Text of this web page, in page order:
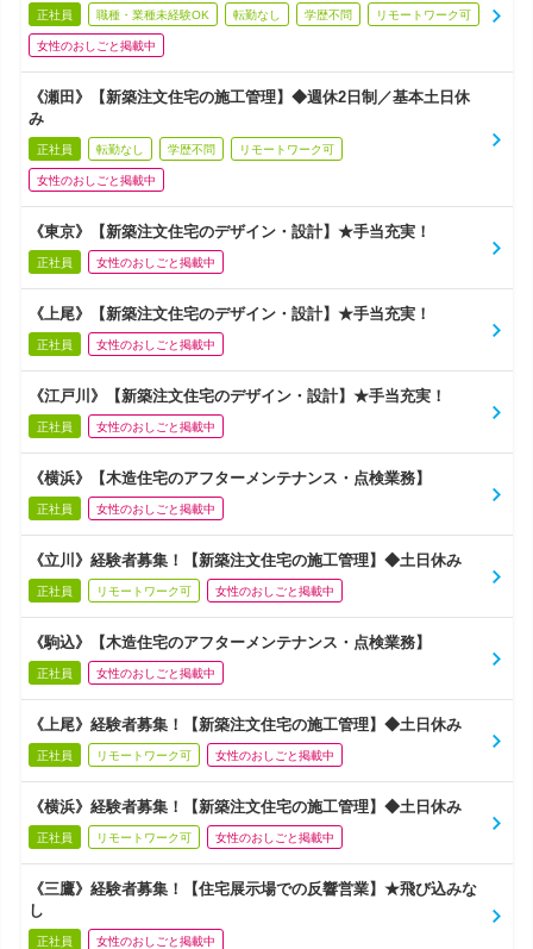
正社員 職種・業種未経験OK 転勤なし 学歴不問 リモートワーク可
女性のおしごと掲載中
《瀬田》【新築注文住宅の施工管理】◆週休2日制／基本土日休
み
正社員 転勤なし 学歴不問 リモートワーク可
女性のおしごと掲載中
《東京》【新築注文住宅のデザイン・設計】★手当充実！
正社員 女性のおしごと掲載中
《上尾》【新築注文住宅のデザイン・設計】★手当充実！
正社員 女性のおしごと掲載中
《江戸川》【新築注文住宅のデザイン・設計】★手当充実！
正社員 女性のおしごと掲載中
《横浜》【木造住宅のアフターメンテナンス・点検業務】
正社員 女性のおしごと掲載中
《立川》経験者募集！【新築注文住宅の施工管理】◆土日休み
正社員 リモートワーク可 女性のおしごと掲載中
《駒込》【木造住宅のアフターメンテナンス・点検業務】
正社員 女性のおしごと掲載中
《上尾》経験者募集！【新築注文住宅の施工管理】◆土日休み
正社員 リモートワーク可 女性のおしごと掲載中
《横浜》経験者募集！【新築注文住宅の施工管理】◆土日休み
正社員 リモートワーク可 女性のおしごと掲載中
《三鷹》経験者募集！【住宅展示場での反響営業】★飛び込みな
し
正社員 女性のおしごと掲載中